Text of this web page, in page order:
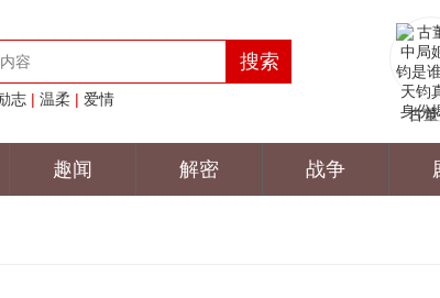
志 | 温柔 | 爱情
古
趣闻 解密 战争